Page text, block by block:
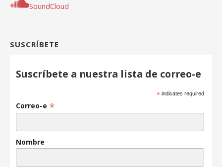
SoundCloud
SUSCRÍBETE
Suscríbete a nuestra lista de correo-e
* indicates required
Correo-e *
Nombre